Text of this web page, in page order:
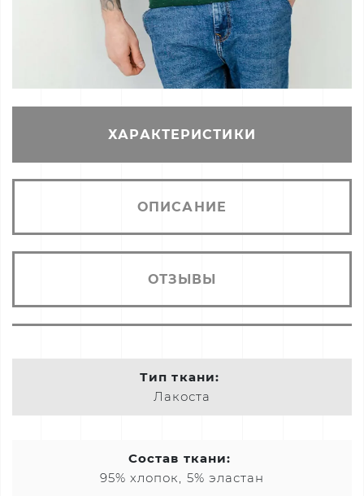
ХАРАКТЕРИСТИКИ
ОПИСАНИЕ
ОТЗЫВЫ
Тип ткани:
Лакоста
Состав ткани:
95% хлопок, 5% эластан